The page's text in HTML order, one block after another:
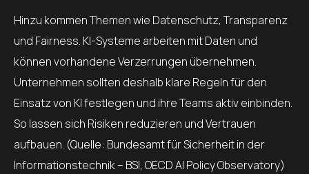
Hinzu kommen Themen wie Datenschutz, Transparenz
und Fairness. KI-Systeme arbeiten mit Daten und
können vorhandene Verzerrungen übernehmen.
Unternehmen sollten deshalb klare Regeln für den
Einsatz von KI festlegen und ihre Teams aktiv einbinden.
So lassen sich Risiken reduzieren und Vertrauen
aufbauen. (Quelle: Bundesamt für Sicherheit in der
Informationstechnik – BSI, OECD AI Policy Observatory)